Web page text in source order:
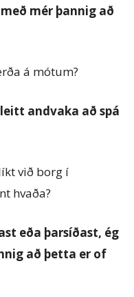
mér þannig að
á mótum?
andvaka að spá
við borg í
hvaða?
eða þarsíðast, ég
að þetta er of